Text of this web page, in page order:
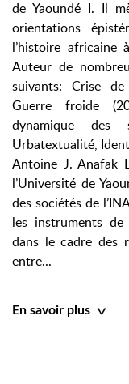
de Yaoundé I. Il
orientations
l’histoire africaine
Auteur de
suivants: Crise
Guerre froide
dynamique des
Urbatextualité,
Antoine J. Anafak
l’Université de
des sociétés de
les instruments de
dans le cadre des
entre...
En savoir plus